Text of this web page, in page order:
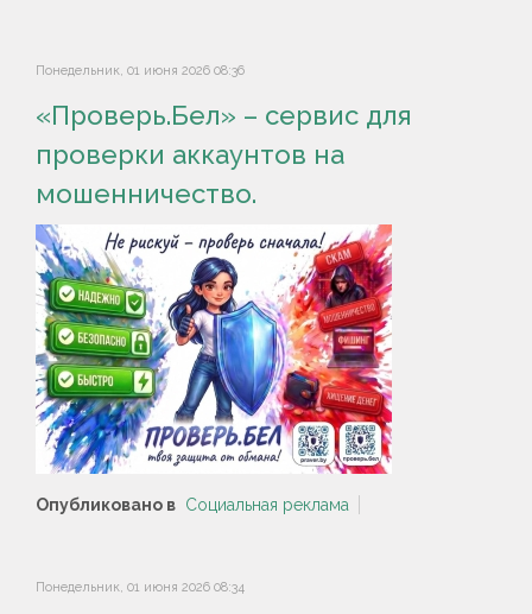
Понедельник, 01 июня 2026 08:36
«Проверь.Бел» – сервис для
проверки аккаунтов на
мошенничество.
Опубликовано в Социальная реклама
Понедельник, 01 июня 2026 08:34